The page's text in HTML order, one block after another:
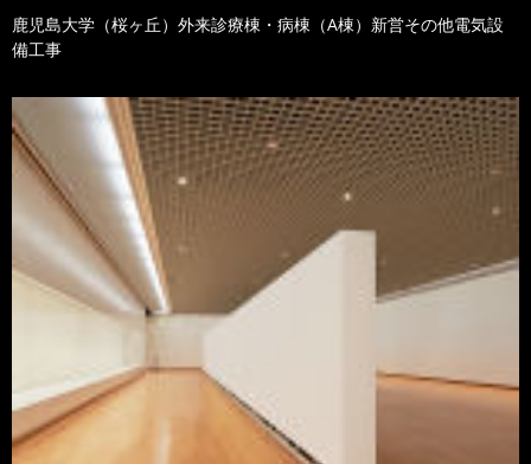
鹿児島大学（桜ヶ丘）外来診療棟・病棟（A棟）新営その他電気設
備工事